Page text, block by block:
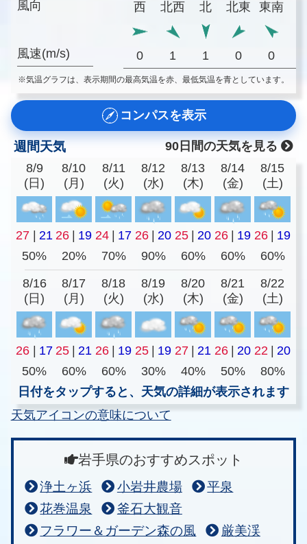
風向
風速(m/s)
西
北西 北 北東 東南
0 1 1 0 0
※気温グラフは、表示期間の最高気温を赤、最低気温を青としています。
コンパスを表示
週間天気
90日間の天気を見る
8/9
(日)
8/10
(月)
8/11
(火)
8/12
(水)
8/13
(木)
8/14
(金)
8/15
(土)
27 | 21 26 | 19 24 | 17 26 | 20 25 | 20 26 | 19 26 | 19
50%
20% 70% 90% 60% 60% 60%
8/16
(日)
8/17
(月)
8/18
(火)
8/19
(水)
8/20
(木)
8/21
(金)
8/22
(土)
26 | 17 25 | 21 26 | 19 25 | 19 27 | 21 26 | 20 22 | 20
50%
60% 60% 30% 40% 50%
80%
日付をタップすると、天気の詳細が表示されます
天気アイコンの意味について
岩手県のおすすめスポット
浄土ヶ浜 小岩井農場
平泉
花巻温泉
釜石大観音
フラワー＆ガーデン森の風
厳美渓